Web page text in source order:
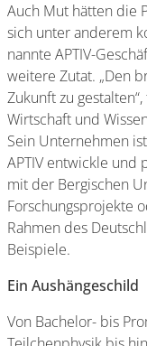
Auch Mut hätten die
sich unter anderem
nannte APTIV-
weitere Zutat. „Den
Zukunft zu
Wirtschaft und
Sein Unternehmen
APTIV entwickle und
mit der Bergischen
Forschungsprojekte
Rahmen des
Beispiele.
Ein Aushängeschild
Von Bachelor- bis